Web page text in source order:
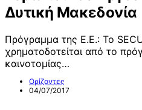
Δυτική Μακεδονία
Πρόγραμμα της Ε.Ε.: Το
χρηματοδοτείται από το
καινοτομίας…
Ορίζοντες
04/07/2017